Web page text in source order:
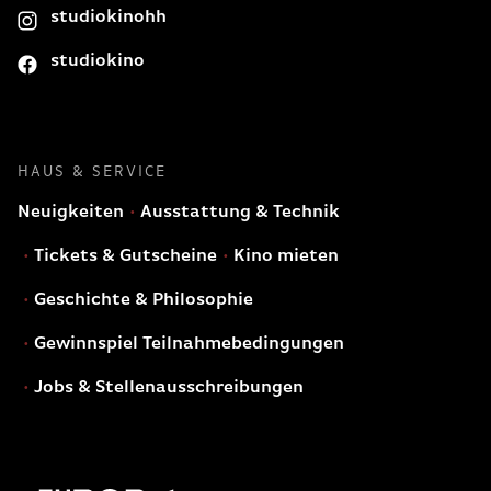
studiokinohh
studiokino
HAUS & SERVICE
Neuigkeiten Ausstattung & Technik
Tickets & Gutscheine Kino mieten
Geschichte & Philosophie
Gewinnspiel Teilnahmebedingungen
Jobs & Stellenausschreibungen